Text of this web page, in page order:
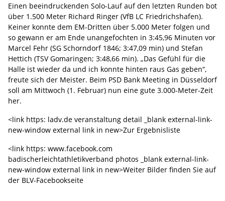
Einen beeindruckenden Solo-Lauf auf den letzten Runden bot
über 1.500 Meter Richard Ringer (VfB LC Friedrichshafen).
Keiner konnte dem EM-Dritten über 5.000 Meter folgen und
so gewann er am Ende unangefochten in 3:45,96 Minuten vor
Marcel Fehr (SG Schorndorf 1846; 3:47,09 min) und Stefan
Hettich (TSV Gomaringen; 3:48,66 min). „Das Gefühl für die
Halle ist wieder da und ich konnte hinten raus Gas geben“,
freute sich der Meister. Beim PSD Bank Meeting in Düsseldorf
soll am Mittwoch (1. Februar) nun eine gute 3.000-Meter-Zeit
her.
<link https: ladv.de veranstaltung detail _blank external-link-
new-window external link in new>Zur Ergebnisliste
<link https: www.facebook.com
badischerleichtathletikverband photos _blank external-link-
new-window external link in new>Weiter Bilder finden Sie auf
der BLV-Facebookseite